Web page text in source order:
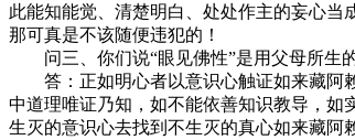
此能知能觉、清楚明白、处处作主的妄心当
那可真是不该随便违犯的！
问三、你们说“眼见佛性”是用父母所生
答：正如明心者以意识心触证如来藏阿赖
中道理唯证乃知，如不能依善知识教导，如
生灭的意识心去找到不生灭的真心如来藏阿